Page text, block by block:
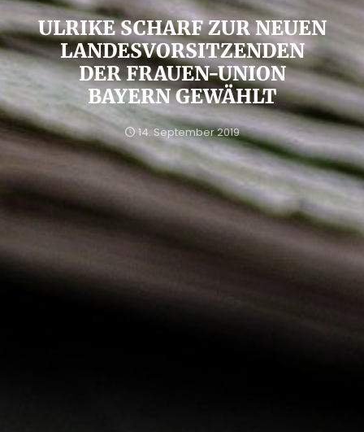
ULRIKE SCHARF ZUR NEUEN
LANDESVORSITZENDEN
DER FRAUEN-UNION
BAYERN GEWÄHLT
14. September 2019